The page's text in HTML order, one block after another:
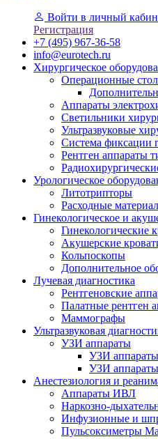
Войти в личный
Регистрация
+7 (495) 967-36-58
info@eurotech.ru
Хирургическое
Операционные
Аппараты
Светильники
Ультразвуковые
Система фиксации
Рентген аппараты
Урологическое
Литотрипторы
Расходные
Гинекологическое и
Гинекологические
Акушерские
Кольпоскопы
Дополнительное
Лучевая диагностика
Рентгеновские
Палатные рентген
Маммографы
Ультразвуковая
УЗИ аппараты
УЗИ аппараты
УЗИ
Анестезиология и
Аппараты ИВЛ
Наркозно-
Инфузионные и
Пульсоксиметры